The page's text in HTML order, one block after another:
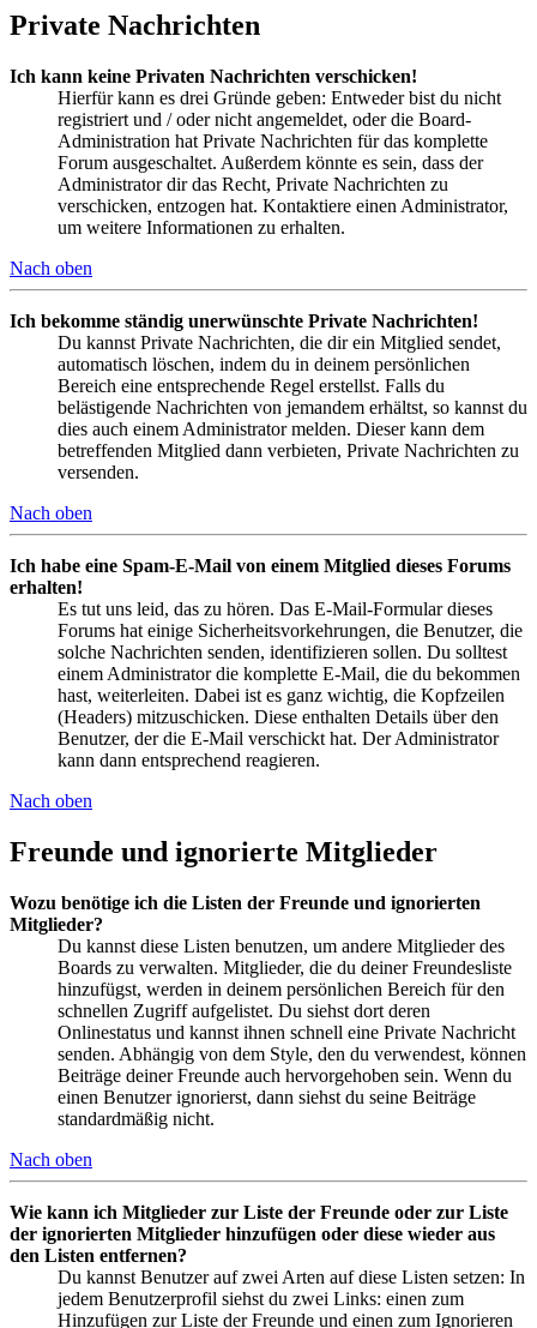
Private Nachrichten
Ich kann keine Privaten Nachrichten verschicken!
Hierfür kann es drei Gründe geben: Entweder bist du nicht
registriert und / oder nicht angemeldet, oder die Board-
Administration hat Private Nachrichten für das komplette
Forum ausgeschaltet. Außerdem könnte es sein, dass der
Administrator dir das Recht, Private Nachrichten zu
verschicken, entzogen hat. Kontaktiere einen Administrator,
um weitere Informationen zu erhalten.
Nach oben
Ich bekomme ständig unerwünschte Private Nachrichten!
Du kannst Private Nachrichten, die dir ein Mitglied sendet,
automatisch löschen, indem du in deinem persönlichen
Bereich eine entsprechende Regel erstellst. Falls du
belästigende Nachrichten von jemandem erhältst, so kannst du
dies auch einem Administrator melden. Dieser kann dem
betreffenden Mitglied dann verbieten, Private Nachrichten zu
versenden.
Nach oben
Ich habe eine Spam-E-Mail von einem Mitglied dieses Forums
erhalten!
Es tut uns leid, das zu hören. Das E-Mail-Formular dieses
Forums hat einige Sicherheitsvorkehrungen, die Benutzer, die
solche Nachrichten senden, identifizieren sollen. Du solltest
einem Administrator die komplette E-Mail, die du bekommen
hast, weiterleiten. Dabei ist es ganz wichtig, die Kopfzeilen
(Headers) mitzuschicken. Diese enthalten Details über den
Benutzer, der die E-Mail verschickt hat. Der Administrator
kann dann entsprechend reagieren.
Nach oben
Freunde und ignorierte Mitglieder
Wozu benötige ich die Listen der Freunde und ignorierten
Mitglieder?
Du kannst diese Listen benutzen, um andere Mitglieder des
Boards zu verwalten. Mitglieder, die du deiner Freundesliste
hinzufügst, werden in deinem persönlichen Bereich für den
schnellen Zugriff aufgelistet. Du siehst dort deren
Onlinestatus und kannst ihnen schnell eine Private Nachricht
senden. Abhängig von dem Style, den du verwendest, können
Beiträge deiner Freunde auch hervorgehoben sein. Wenn du
einen Benutzer ignorierst, dann siehst du seine Beiträge
standardmäßig nicht.
Nach oben
Wie kann ich Mitglieder zur Liste der Freunde oder zur Liste
der ignorierten Mitglieder hinzufügen oder diese wieder aus
den Listen entfernen?
Du kannst Benutzer auf zwei Arten auf diese Listen setzen: In
jedem Benutzerprofil siehst du zwei Links: einen zum
Hinzufügen zur Liste der Freunde und einen zum Ignorieren